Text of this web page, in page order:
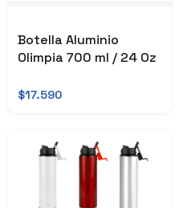
Botella Aluminio
Olimpia 700 ml / 24 Oz
$17.590